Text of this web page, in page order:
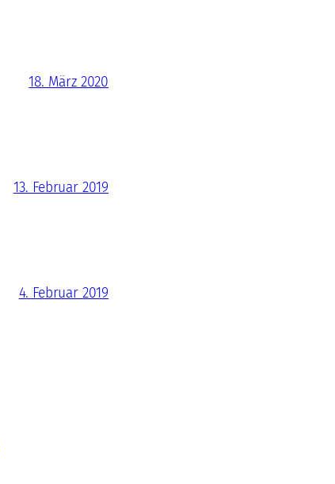
18. März 2020
13. Februar 2019
4. Februar 2019